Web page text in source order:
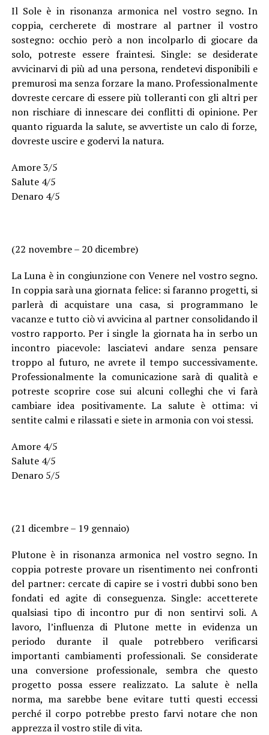
Il Sole è in risonanza armonica nel vostro segno. In
coppia, cercherete di mostrare al partner il vostro
sostegno: occhio però a non incolparlo di giocare da
solo, potreste essere fraintesi. Single: se desiderate
avvicinarvi di più ad una persona, rendetevi disponibili e
premurosi ma senza forzare la mano. Professionalmente
dovreste cercare di essere più tolleranti con gli altri per
non rischiare di innescare dei conflitti di opinione. Per
quanto riguarda la salute, se avvertiste un calo di forze,
dovreste uscire e godervi la natura.
Amore 3/5
Salute 4/5
Denaro 4/5
(22 novembre – 20 dicembre)
La Luna è in congiunzione con Venere nel vostro segno.
In coppia sarà una giornata felice: si faranno progetti, si
parlerà di acquistare una casa, si programmano le
vacanze e tutto ciò vi avvicina al partner consolidando il
vostro rapporto. Per i single la giornata ha in serbo un
incontro piacevole: lasciatevi andare senza pensare
troppo al futuro, ne avrete il tempo successivamente.
Professionalmente la comunicazione sarà di qualità e
potreste scoprire cose sui alcuni colleghi che vi farà
cambiare idea positivamente. La salute è ottima: vi
sentite calmi e rilassati e siete in armonia con voi stessi.
Amore 4/5
Salute 4/5
Denaro 5/5
(21 dicembre – 19 gennaio)
Plutone è in risonanza armonica nel vostro segno. In
coppia potreste provare un risentimento nei confronti
del partner: cercate di capire se i vostri dubbi sono ben
fondati ed agite di conseguenza. Single: accetterete
qualsiasi tipo di incontro pur di non sentirvi soli. A
lavoro, l’influenza di Plutone mette in evidenza un
periodo durante il quale potrebbero verificarsi
importanti cambiamenti professionali. Se considerate
una conversione professionale, sembra che questo
progetto possa essere realizzato. La salute è nella
norma, ma sarebbe bene evitare tutti questi eccessi
perché il corpo potrebbe presto farvi notare che non
apprezza il vostro stile di vita.